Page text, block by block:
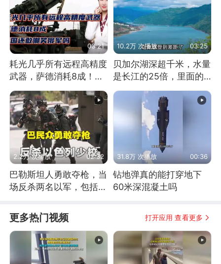
03:21
耗光几乎所有远程高精度
武器，萨德消耗8成！美
国还敢嘲笑俄军吗
10.2万 次播放 03:25
贝加尔湖深超千米，水量
是长江的25倍，里面的
鱼究竟有多大？
2.2万 次播放 02:32
巴勒斯坦人勇敢夺枪，当
场反杀两名以军，包括一
31.8万 次播放 00:36
钻地弹真的能打穿地下
60米深混凝土吗
更多热门视频 打开应用 查看更多